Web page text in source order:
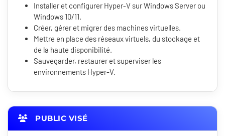
Installer et configurer Hyper-V sur Windows Server ou
Windows 10/11.
Créer, gérer et migrer des machines virtuelles.
Mettre en place des réseaux virtuels, du stockage et
de la haute disponibilité.
Sauvegarder, restaurer et superviser les
environnements Hyper-V.
PUBLIC VISÉ